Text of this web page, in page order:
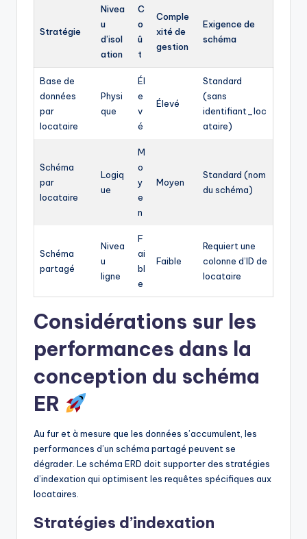
Stratégie
Nivea
u
d’isol
ation
C
o
û
t
Comple
xité de
gestion
Exigence de
schéma
Base de
données
par
locataire
Physi
que
Él
e
v
é
Élevé
Standard
(sans
identifiant_loc
ataire)
Schéma
par
locataire
Logiq
ue
M
o
y
e
n
Moyen
Standard (nom
du schéma)
Schéma
partagé
Nivea
u
ligne
F
ai
bl
e
Faible
Requiert une
colonne d’ID de
locataire
Considérations sur les
performances dans la
conception du schéma
ER
Au fur et à mesure que les données s’accumulent, les
performances d’un schéma partagé peuvent se
dégrader. Le schéma ERD doit supporter des stratégies
d’indexation qui optimisent les requêtes spécifiques aux
locataires.
Stratégies d’indexation